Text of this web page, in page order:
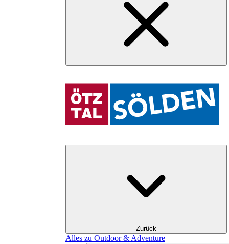
Zurück
Alles zu Outdoor & Adventure